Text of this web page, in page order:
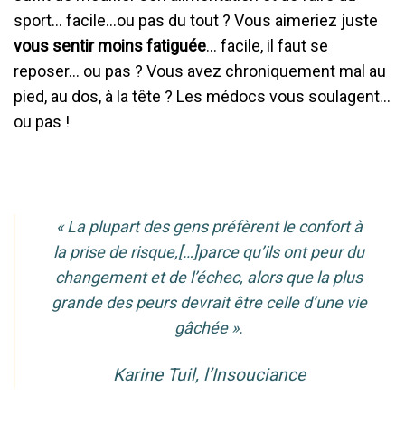
sport… facile…ou pas du tout ? Vous aimeriez juste
vous sentir moins fatiguée… facile, il faut se
reposer… ou pas ? Vous avez chroniquement mal au
pied, au dos, à la tête ? Les médocs vous soulagent…
ou pas !
« La plupart des gens préfèrent le confort à
la prise de risque,[…]parce qu’ils ont peur du
changement et de l’échec, alors que la plus
grande des peurs devrait être celle d’une vie
gâchée ».
Karine Tuil, l’Insouciance